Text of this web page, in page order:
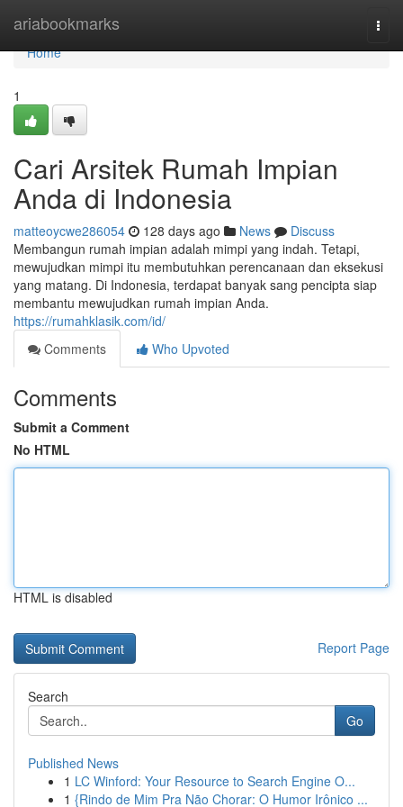
ariabookmarks
Home
Home
1
Cari Arsitek Rumah Impian
Anda di Indonesia
matteoycwe286054 128 days ago News
Discuss
Membangun rumah impian adalah mimpi yang indah. Tetapi,
mewujudkan mimpi itu membutuhkan perencanaan dan eksekusi
yang matang. Di Indonesia, terdapat banyak sang pencipta siap
membantu mewujudkan rumah impian Anda.
https://rumahklasik.com/id/
Comments
Who Upvoted
Comments
Submit a Comment
No HTML
HTML is disabled
Report Page
Search
Go
Published News
1 LC Winford: Your Resource to Search Engine O...
1 {Rindo de Mim Pra Não Chorar: O Humor Irônico ...